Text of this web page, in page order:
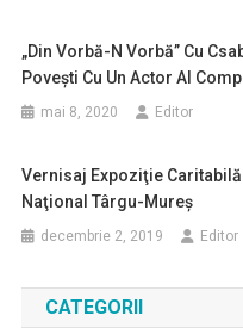
„Din Vorbă-N Vorbă” Cu
Poveşti Cu Un Actor Al
mai 8, 2020 Editor
Vernisaj Expoziţie Caritabilă
Naţional Târgu-Mureş
decembrie 2, 2019 Editor
CATEGORII